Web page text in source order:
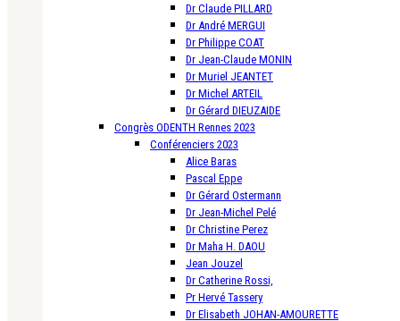
Dr Claude PILLARD
Dr André MERGUI
Dr Philippe COAT
Dr Jean-Claude MONIN
Dr Muriel JEANTET
Dr Michel ARTEIL
Dr Gérard DIEUZAIDE
Congrès ODENTH Rennes 2023
Conférenciers 2023
Alice Baras
Pascal Eppe
Dr Gérard Ostermann
Dr Jean-Michel Pelé
Dr Christine Perez
Dr Maha H. DAOU
Jean Jouzel
Dr Catherine Rossi,
Pr Hervé Tassery
Dr Elisabeth JOHAN-AMOURETTE